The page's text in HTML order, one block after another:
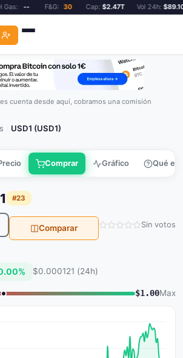
-- F&G: 30 Cap:$2.47T Vol 24h:$89.10B
cuenta desde aquí, cobramos una comisión
USD1 (USD1)
Comprar Gráfico Qué es
#23
Comparar Sin votos
$0.000121 (24h)
$1.00Max